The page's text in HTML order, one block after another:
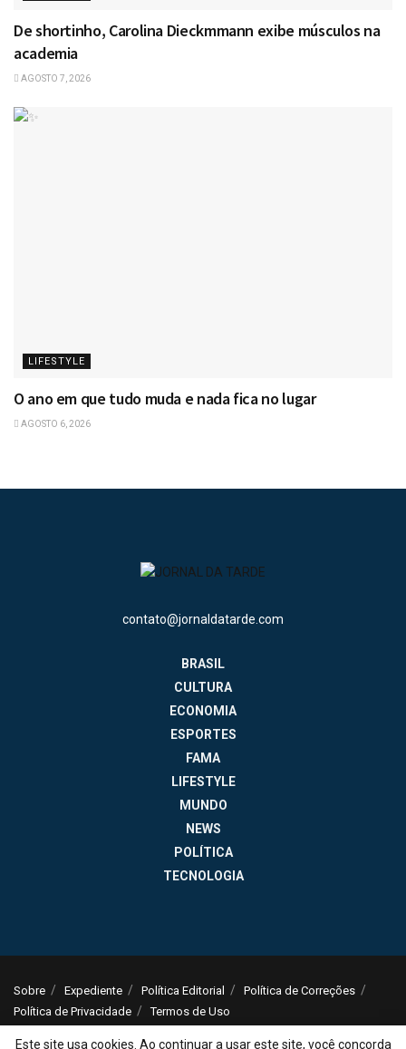
De shortinho, Carolina Dieckmmann exibe músculos na
academia
AGOSTO 7, 2026
LIFESTYLE
O ano em que tudo muda e nada fica no lugar
AGOSTO 6, 2026
contato@jornaldatarde.com
BRASIL
CULTURA
ECONOMIA
ESPORTES
FAMA
LIFESTYLE
MUNDO
NEWS
POLÍTICA
TECNOLOGIA
Sobre Expediente Política Editorial
Política de Correções
Política de Privacidade
Termos de Uso
© 2025Jornal da Tarde - Notícias do Brasil e do mundo - ISSN: 1516-294X -
Este site usa cookies. Ao continuar a usar este site, você concorda